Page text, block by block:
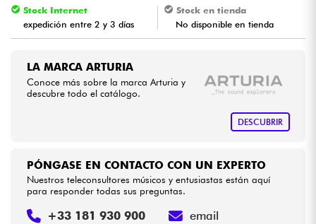
Violines y cuarteto
Niños
Bundle
Ver nuestras marcas
Stock Internet
expedición entre 2 y 3 días
Stock en tienda
No disponible en tienda
LA MARCA ARTURIA
Conoce más sobre la marca Arturia y
descubre todo el catálogo.
DESCUBRIR
PÓNGASE EN CONTACTO CON UN EXPERTO
Nuestros teleconsultores músicos y entusiastas están aquí
para responder todas sus preguntas.
+33 181 930 900 email